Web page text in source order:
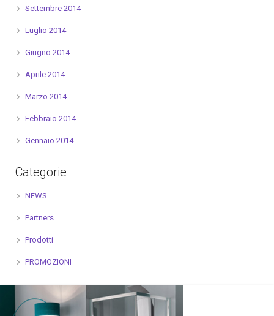
Settembre 2014
Luglio 2014
Giugno 2014
Aprile 2014
Marzo 2014
Febbraio 2014
Gennaio 2014
Categorie
NEWS
Partners
Prodotti
PROMOZIONI